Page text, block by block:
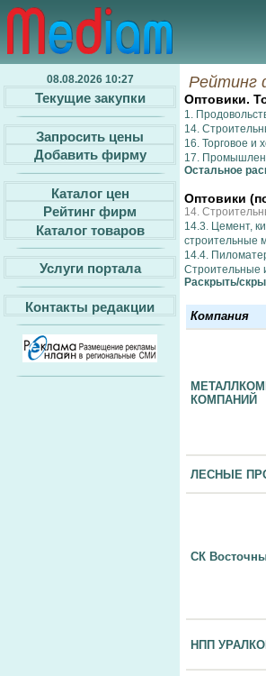
08.08.2026 10:27
Текущие закупки
Запросить цены
Добавить фирму
Каталог цен
Рейтинг фирм
Каталог товаров
Услуги портала
Контакты редакции
Рейтинг
Оптовики.
1.
14.
16. Торговое и
17.
Остальное
Оптовики
14.
14.3. Цемент,
строительные
14.4.
Строительные
Раcкрыть/
Компания
КОМПАНИЙ
ЛЕСНЫЕ
СК
НПП